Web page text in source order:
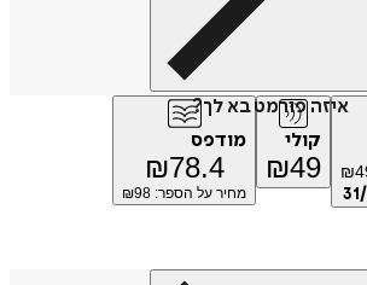
איזה פורמט בא לך?
קולי
₪49
מודפס
₪78.4
מחיר על הספר: ₪98